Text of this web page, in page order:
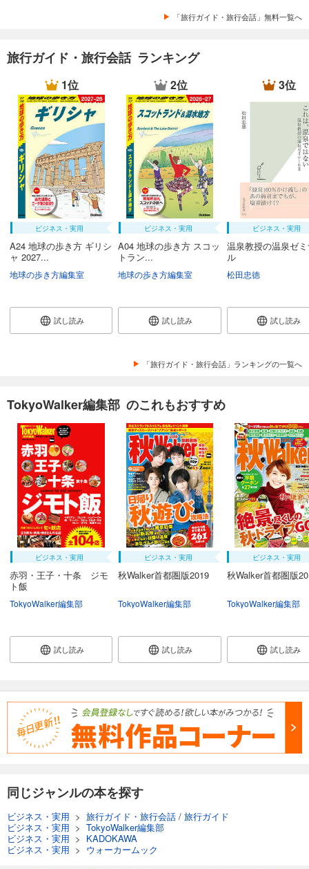
「旅行ガイド・旅行会話」無料一覧へ
旅行ガイド・旅行会話 ランキング
1位
ビジネス・実用
A24 地球の歩き方 ギリシ
ャ 2027...
地球の歩き方編集室
試し読み
2位
ビジネス・実用
A04 地球の歩き方 スコッ
トラン...
地球の歩き方編集室
試し読み
3位
ビジネス・実用
温泉教授の温泉ゼ
ル
松田忠徳
試し読み
「旅行ガイド・旅行会話」ランキングの一覧へ
TokyoWalker編集部 のこれもおすすめ
ビジネス・実用
赤羽・王子・十条 ジモ
ト飯
TokyoWalker編集部
試し読み
ビジネス・実用
秋Walker首都圏版2019
TokyoWalker編集部
試し読み
ビジネス・実用
秋Walker首都圏版
TokyoWalker編集部
試し読み
同じジャンルの本を探す
ビジネス・実用 > 旅行ガイド・旅行会話 / 旅行ガイド
ビジネス・実用 > TokyoWalker編集部
ビジネス・実用 > KADOKAWA
ビジネス・実用 > ウォーカームック